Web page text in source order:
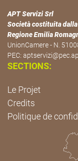
APT Servizi Srl
Società costituita dalla
Regione Emilia
UnionCamere - N.
PEC:
SECTIONS:
Le Projet
Credits
Politique de